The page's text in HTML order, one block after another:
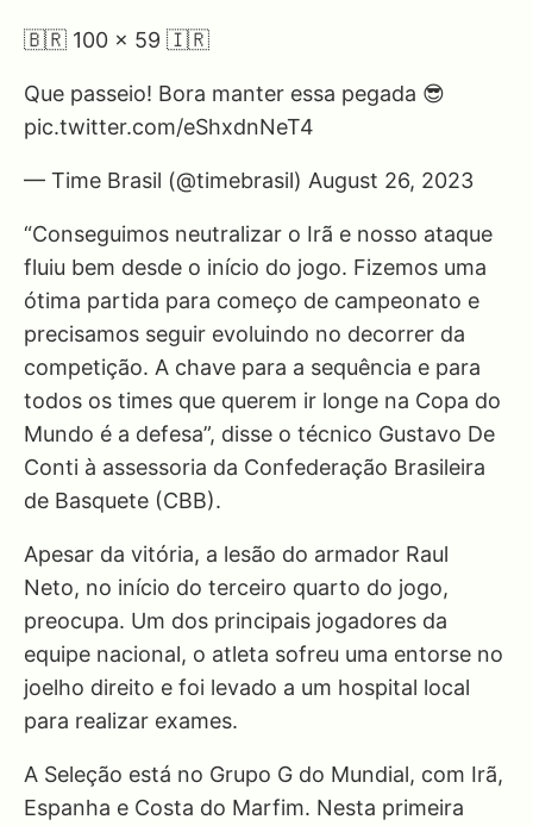
🇧🇷 100 x 59 🇮🇷
Que passeio! Bora manter essa pegada 😎
pic.twitter.com/eShxdnNeT4
— Time Brasil (@timebrasil) August 26, 2023
“Conseguimos neutralizar o Irã e nosso ataque
fluiu bem desde o início do jogo. Fizemos uma
ótima partida para começo de campeonato e
precisamos seguir evoluindo no decorrer da
competição. A chave para a sequência e para
todos os times que querem ir longe na Copa do
Mundo é a defesa”, disse o técnico Gustavo De
Conti à assessoria da Confederação Brasileira
de Basquete (CBB).
Apesar da vitória, a lesão do armador Raul
Neto, no início do terceiro quarto do jogo,
preocupa. Um dos principais jogadores da
equipe nacional, o atleta sofreu uma entorse no
joelho direito e foi levado a um hospital local
para realizar exames.
A Seleção está no Grupo G do Mundial, com Irã,
Espanha e Costa do Marfim. Nesta primeira